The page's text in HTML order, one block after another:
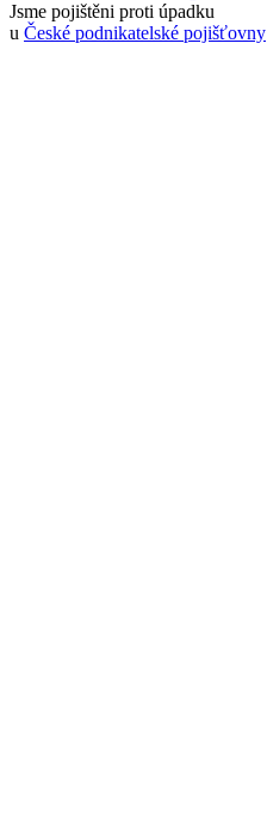
Jsme pojištěni proti úpadku
u České podnikatelské pojišťovny